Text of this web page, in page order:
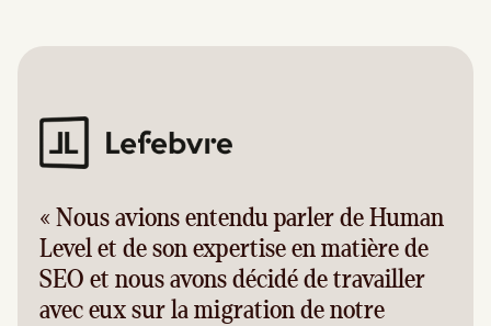
« Nous avions entendu parler de Human
Level et de son expertise en matière de
SEO et nous avons décidé de travailler
avec eux sur la migration de notre